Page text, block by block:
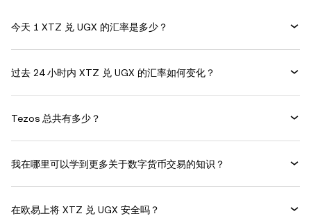
今天 1 XTZ 兑 UGX 的汇率是多少？
过去 24 小时内 XTZ 兑 UGX 的汇率如何变化？
Tezos 总共有多少？
我在哪里可以学到更多关于数字货币交易的知识？
在欧易上将 XTZ 兑 UGX 安全吗？